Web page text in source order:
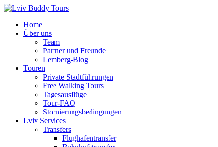
Zum
springenHome
Über uns
Team
Partner und Freunde
Lemberg-Blog
Touren
Private Stadtführungen
Free Walking Tours
Tagesausflüge
Tour-FAQ
Stornierungsbedingungen
Lviv Services
Transfers
Flughafentransfer